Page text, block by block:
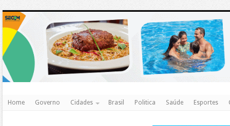
Home Governo Cidades Brasil Politica Saúde Esportes